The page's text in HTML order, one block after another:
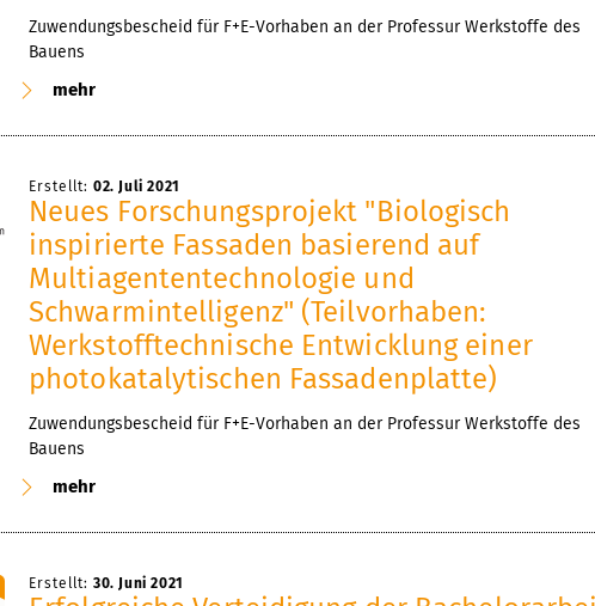
Zuwendungsbescheid für F+E-Vorhaben an der Professur Werkstoffe des
Bauens
mehr
Erstellt: 02. Juli 2021
Neues Forschungsprojekt "Biologisch
inspirierte Fassaden basierend auf
Multiagententechnologie und
Schwarmintelligenz" (Teilvorhaben:
Werkstofftechnische Entwicklung einer
photokatalytischen Fassadenplatte)
Zuwendungsbescheid für F+E-Vorhaben an der Professur Werkstoffe des
Bauens
mehr
Erstellt: 30. Juni 2021